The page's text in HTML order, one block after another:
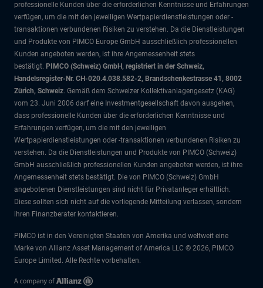
professionelle Kunden über die erforderlichen Kenntnisse und Erfahrungen
verfügen, um die mit den jeweiligen Wertpapierdienstleistungen oder -
transaktionen verbundenen Risiken zu verstehen. Da die Dienstleistungen
und Produkte von PIMCO Europe GmbH ausschließlich professionellen
Kunden angeboten werden, ist ihre Angemessenheit stets
bestätigt. PIMCO (Schweiz) GmbH, registriert in der Schweiz,
Handelsregister-Nr. CH-020.4.038.582-2, Brandschenkestrasse 41, 8002
Zürich, Schweiz. Gemäß dem Schweizer Kollektivanlagengesetz (KAG)
vom 23. Juni 2006 darf eine Investmentgesellschaft davon ausgehen,
dass professionelle Kunden über die erforderlichen Kenntnisse und
Erfahrungen verfügen, um die mit den jeweiligen
Wertpapierdienstleistungen oder -transaktionen verbundenen Risiken zu
verstehen. Da die Dienstleistungen und Produkte von PIMCO (Schweiz)
GmbH ausschließlich professionellen Kunden angeboten werden, ist ihre
Angemessenheit stets bestätigt. Die von PIMCO (Schweiz) GmbH
angebotenen Dienstleistungen sind nicht für Privatanleger erhältlich.
Diese sollten sich nicht auf die vorliegende Mitteilung verlassen, sondern
ihren Finanzberater kontaktieren.
PIMCO ist in den Vereinigten Staaten von Amerika und weltweit eine
Marke von Allianz Asset Management of America LLC © 2026, PIMCO
Europe Limited. Alle Rechte vorbehalten.